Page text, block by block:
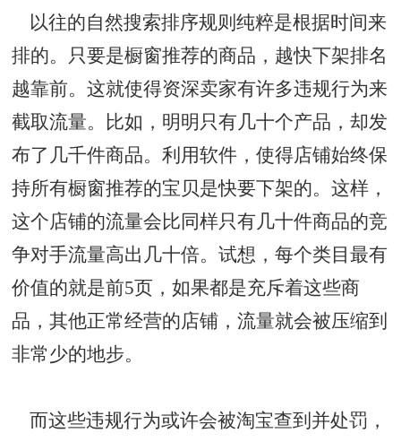
以往的自然搜索排序规则纯粹是根据时间来
排的。只要是橱窗推荐的商品，越快下架排名
越靠前。这就使得资深卖家有许多违规行为来
截取流量。比如，明明只有几十个产品，却发
布了几千件商品。利用软件，使得店铺始终保
持所有橱窗推荐的宝贝是快要下架的。这样，
这个店铺的流量会比同样只有几十件商品的竞
争对手流量高出几十倍。试想，每个类目最有
价值的就是前5页，如果都是充斥着这些商
品，其他正常经营的店铺，流量就会被压缩到
非常少的地步。
而这些违规行为或许会被淘宝查到并处罚，